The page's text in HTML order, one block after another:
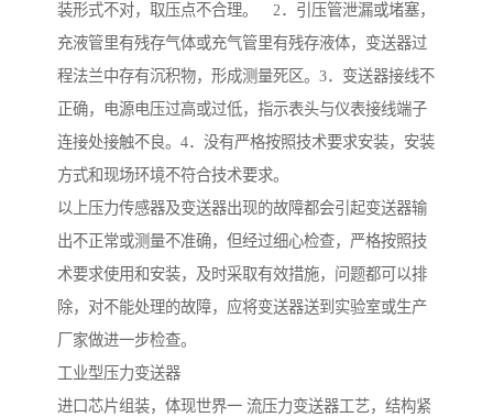
装形式不对，取压点不合理。 2．引压管泄漏或堵塞，
充液管里有残存气体或充气管里有残存液体，变送器过
程法兰中存有沉积物，形成测量死区。3．变送器接线不
正确，电源电压过高或过低，指示表头与仪表接线端子
连接处接触不良。4．没有严格按照技术要求安装，安装
方式和现场环境不符合技术要求。
以上压力传感器及变送器出现的故障都会引起变送器输
出不正常或测量不准确，但经过细心检查，严格按照技
术要求使用和安装，及时采取有效措施，问题都可以排
除，对不能处理的故障，应将变送器送到实验室或生产
厂家做进一步检查。
工业型压力变送器
进口芯片组装，体现世界一 流压力变送器工艺，结构紧